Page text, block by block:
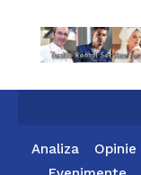
ContentAnaliza Opinie